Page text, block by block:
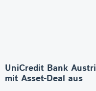
UniCredit Bank
mit Asset-Deal aus